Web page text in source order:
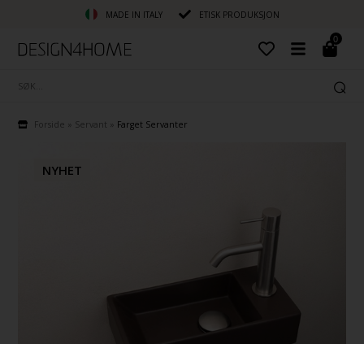
MADE IN ITALY ETISK PRODUKSJON
0
Forside Servant Farget Servanter
NYHET